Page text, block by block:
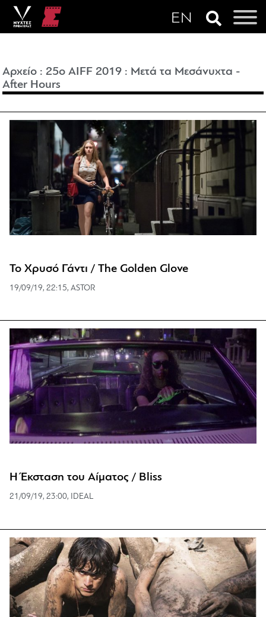
Αρχείο :25o AIFF 2019 : Μετά τα Μεσάνυχτα -
After Hours
Το Χρυσό Γάντι / The Golden Glove
19/09/19, 22:15, ASTOR
Η Έκσταση του Αίματος / Bliss
21/09/19, 23:00, IDEAL